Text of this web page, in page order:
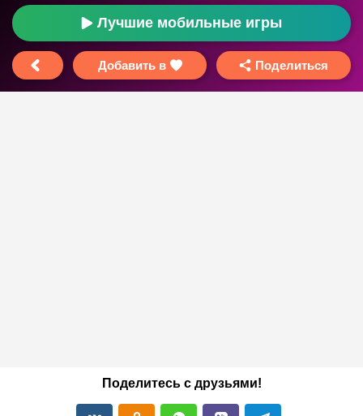
Лучшие мобильные игры
Добавить в Поделиться
Поделитесь с друзьями!